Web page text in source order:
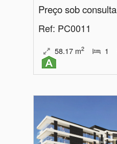
Preço sob consulta
Ref: PC0011
58.17 m2 1